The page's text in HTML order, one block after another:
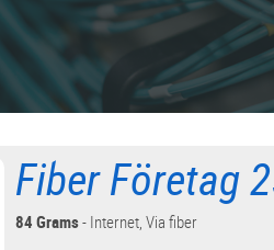
Fiber Företag
84 Grams- Internet, Via fiber